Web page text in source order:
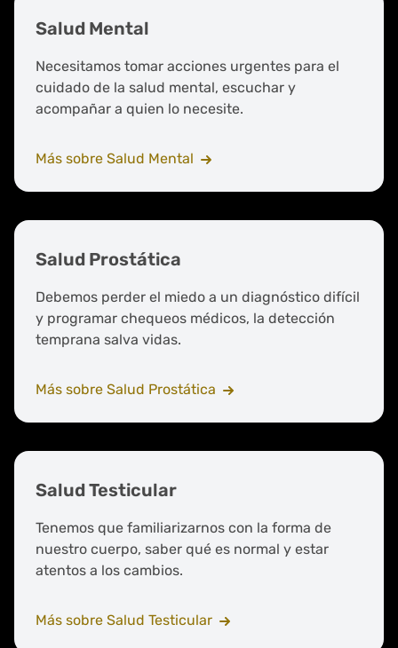
Salud Mental
Necesitamos tomar acciones urgentes para el
cuidado de la salud mental, escuchar y
acompañar a quien lo necesite.
Más sobre Salud Mental
Salud Prostática
Debemos perder el miedo a un diagnóstico difícil
y programar chequeos médicos, la detección
temprana salva vidas.
Más sobre Salud Prostática
Salud Testicular
Tenemos que familiarizarnos con la forma de
nuestro cuerpo, saber qué es normal y estar
atentos a los cambios.
Más sobre Salud Testicular